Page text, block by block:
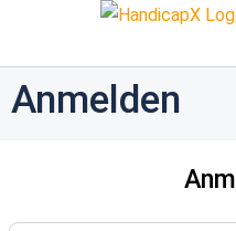
Anmelden